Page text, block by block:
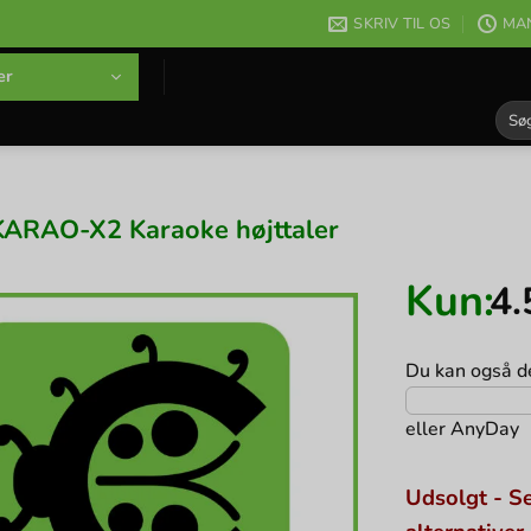
SKRIV TIL OS
Søg
efter:
X2 Karaoke højttaler
Kun:
Du kan også
ellerAnyDay
Udsolgt -